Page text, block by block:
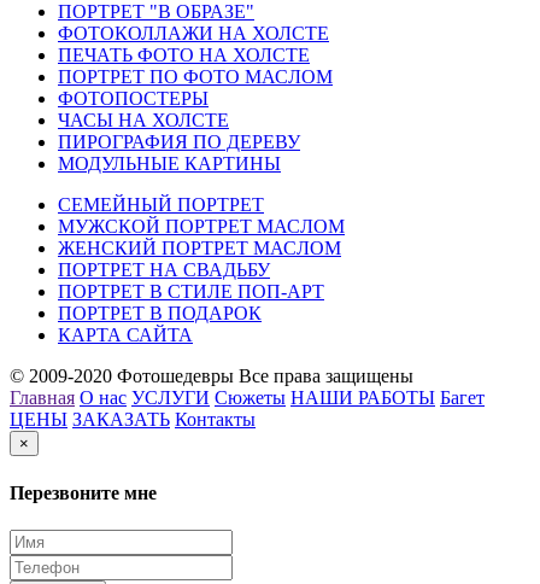
ПОРТРЕТ "В ОБРАЗЕ"
ФОТОКОЛЛАЖИ НА ХОЛСТЕ
ПЕЧАТЬ ФОТО НА ХОЛСТЕ
ПОРТРЕТ ПО ФОТО МАСЛОМ
ФОТОПОСТЕРЫ
ЧАСЫ НА ХОЛСТЕ
ПИРОГРАФИЯ ПО ДЕРЕВУ
МОДУЛЬНЫЕ КАРТИНЫ
СЕМЕЙНЫЙ ПОРТРЕТ
МУЖСКОЙ ПОРТРЕТ МАСЛОМ
ЖЕНСКИЙ ПОРТРЕТ МАСЛОМ
ПОРТРЕТ НА СВАДЬБУ
ПОРТРЕТ В СТИЛЕ ПОП-АРТ
ПОРТРЕТ В ПОДАРОК
КАРТА САЙТА
© 2009-2020 Фотошедевры Все права защищены
Главная О нас УСЛУГИ Сюжеты НАШИ РАБОТЫ Багет
ЦЕНЫ ЗАКАЗАТЬ Контакты
×
Перезвоните мне